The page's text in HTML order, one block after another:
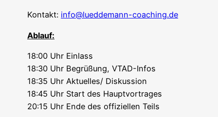
Kon­takt: info@lueddemann-coaching.de
Ablauf:
18:00 Uhr Einlass
18:30 Uhr Begrü­ßung, VTAD-Infos
18:35 Uhr Aktuelles/ Diskussion
18:45 Uhr Start des Hauptvortrages
20:15 Uhr Ende des offi­zi­el­len Teils